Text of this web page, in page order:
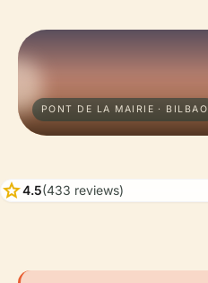
PONT DE LA MAIRIE · BILBAO
star4.5(433 reviews)